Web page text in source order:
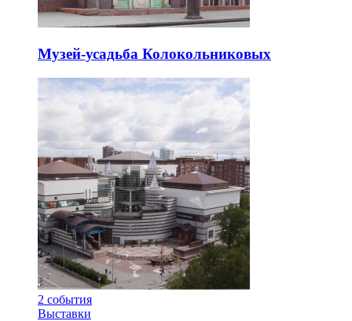
Музей-усадьба Колокольниковых
2 события
Выставки